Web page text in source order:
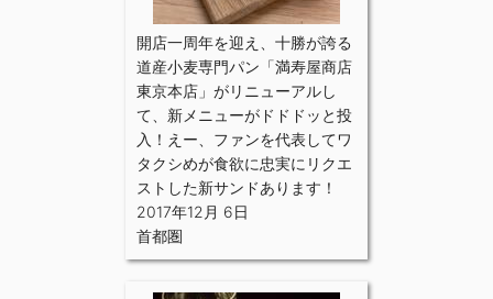
開店一周年を迎え、十勝が誇る
道産小麦専門パン「満寿屋商店
東京本店」がリニューアルし
て、新メニューがドドドッと投
入！えー、ファンを代表してワ
タクシめが食欲に忠実にリクエ
ストした新サンドあります！
2017年12月 6日
首都圏